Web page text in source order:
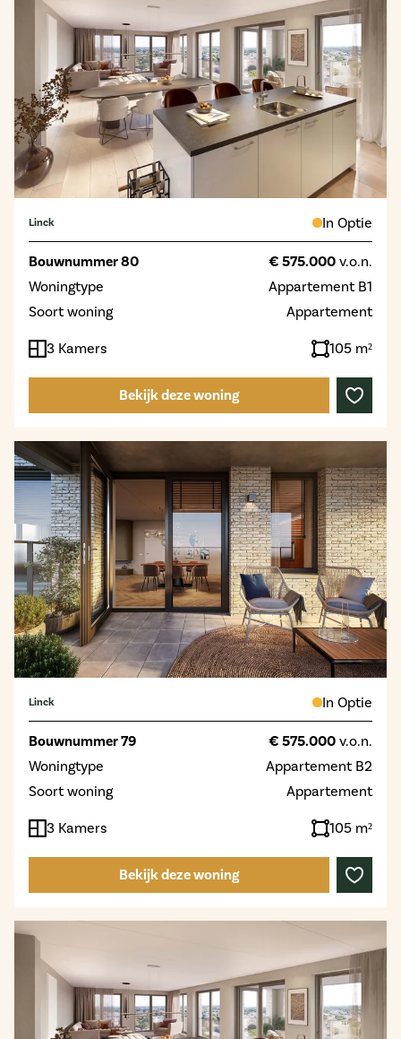
Linck In Optie
Bouwnummer 80 € 575.000 v.o.n.
Woningtype
Appartement B1
Soort woning
Appartement
3 Kamers 105 m²
Bekijk deze woning
Linck In Optie
Bouwnummer 79 € 575.000 v.o.n.
Woningtype
Appartement B2
Soort woning
Appartement
3 Kamers 105 m²
Bekijk deze woning